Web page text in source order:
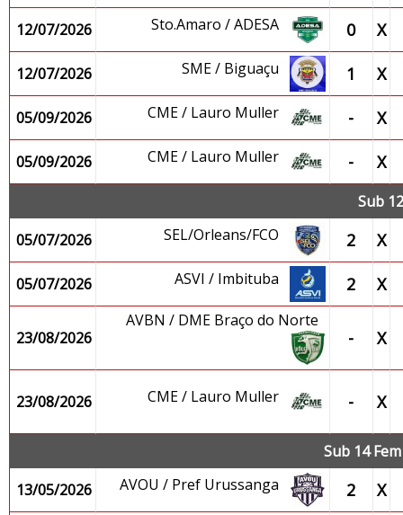
12/07/2026 Sto.Amaro / ADESA 0 X
12/07/2026 SME / Biguaçu 1 X
05/09/2026 CME / Lauro Muller - X
05/09/2026 CME / Lauro Muller - X
Sub
05/07/2026
SEL/Orleans/FCO 2 X
05/07/2026 ASVI / Imbituba 2 X
23/08/2026
AVBN / DME Braço do Norte
- X
23/08/2026 CME / Lauro Muller - X
Sub 14
13/05/2026
AVOU / Pref Urussanga 2 X